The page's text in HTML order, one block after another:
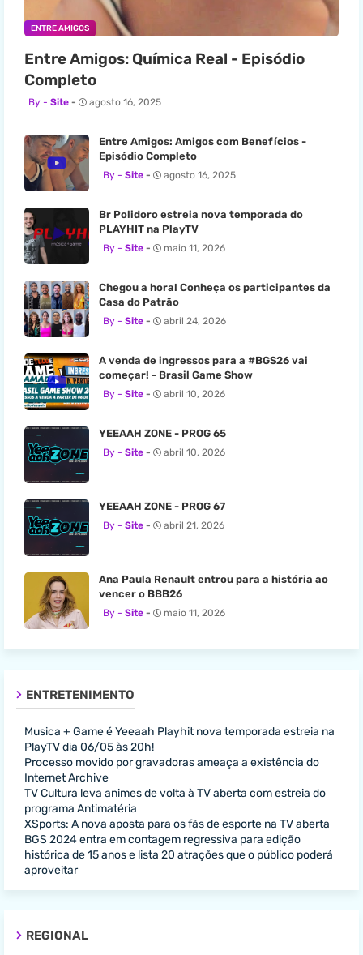
ENTRE AMIGOS
Entre Amigos: Química Real - Episódio
Completo
Site agosto 16, 2025
Entre Amigos: Amigos com Benefícios -
Episódio Completo
Site agosto 16, 2025
Br Polidoro estreia nova temporada do
PLAYHIT na PlayTV
Site maio 11, 2026
Chegou a hora! Conheça os participantes da
Casa do Patrão
Site abril 24, 2026
A venda de ingressos para a #BGS26 vai
começar! - Brasil Game Show
Site abril 10, 2026
YEEAAH ZONE - PROG 65
Site abril 10, 2026
YEEAAH ZONE - PROG 67
Site abril 21, 2026
Ana Paula Renault entrou para a história ao
vencer o BBB26
Site maio 11, 2026
ENTRETENIMENTO
Musica + Game é Yeeaah Playhit nova temporada estreia na
PlayTV dia 06/05 às 20h!
Processo movido por gravadoras ameaça a existência do
Internet Archive
TV Cultura leva animes de volta à TV aberta com estreia do
programa Antimatéria
XSports: A nova aposta para os fãs de esporte na TV aberta
BGS 2024 entra em contagem regressiva para edição
histórica de 15 anos e lista 20 atrações que o público poderá
aproveitar
REGIONAL